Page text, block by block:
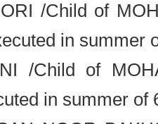
/Child of
in
/Child of
in summer